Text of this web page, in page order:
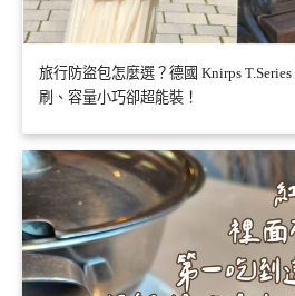
旅行防盜包怎麼選？德國 Knirps
刷、容量小巧卻超能裝！